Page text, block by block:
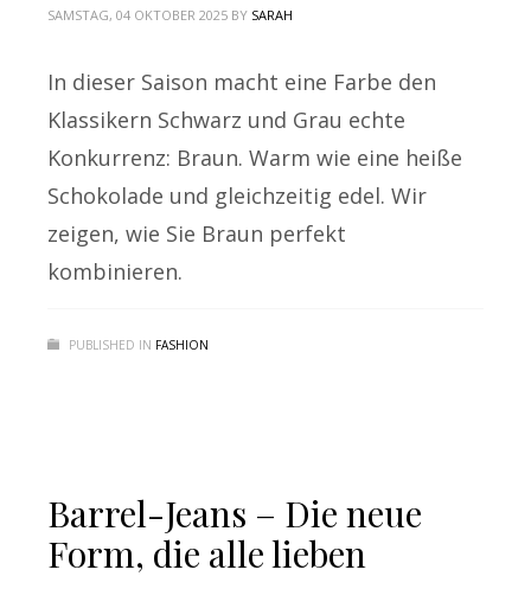
SAMSTAG, 04 OKTOBER 2025 BY SARAH
In dieser Saison macht eine Farbe den
Klassikern Schwarz und Grau echte
Konkurrenz: Braun. Warm wie eine heiße
Schokolade und gleichzeitig edel. Wir
zeigen, wie Sie Braun perfekt
kombinieren.
PUBLISHED IN FASHION
Barrel-Jeans – Die neue
Form, die alle lieben